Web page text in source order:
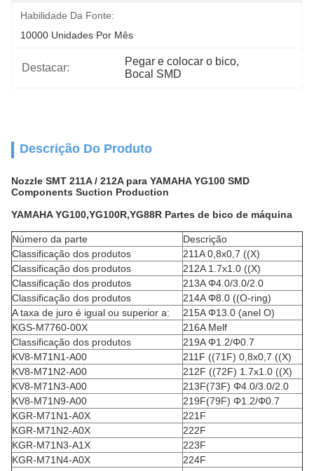
Habilidade Da Fonte:
10000 Unidades Por Mês
Destacar:
Pegar e colocar o bico,
Bocal SMD
Descrição Do Produto
Nozzle SMT 211A / 212A para YAMAHA YG100 SMD
Components Suction Production
YAMAHA YG100,YG100R,YG88R Partes de bico de máquina
Número da parte
Descrição
Classificação dos produtos
211A 0,8x0,7 ((X)
Classificação dos produtos
212A 1.7x1.0 ((X)
Classificação dos produtos
213A Φ4.0/3.0/2.0
Classificação dos produtos
214A Φ8.0 ((O-ring)
A taxa de juro é igual ou superior a:
215A Φ13.0 (anel O)
KGS-M7760-00X
216A Melf
Classificação dos produtos
219A Φ1.2/Φ0.7
KV8-M71N1-A00
211F ((71F) 0,8x0,7 ((X)
KV8-M71N2-A00
212F ((72F) 1.7x1.0 ((X)
KV8-M71N3-A00
213F(73F) Φ4.0/3.0/2.0
KV8-M71N9-A00
219F(79F) Φ1.2/Φ0.7
KGR-M71N1-A0X
221F
KGR-M71N2-A0X
222F
KGR-M71N3-A1X
223F
KGR-M71N4-A0X
224F